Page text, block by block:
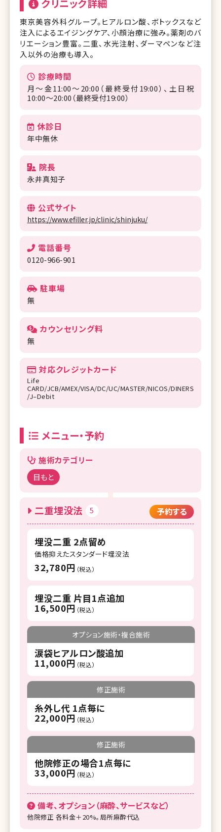
クリニック詳細
東京美容外科グループ。ヒアルロン酸、ボトックスなど
注入によるエイジングケア、小顔治療に強み。薬剤のバ
リエーション豊富。二重、水光注射、ダーマペンなど注
入以外の治療も導入。
診療時間
月～金11:00～20:00（最終受付19:00）、土日祝
10:00～20:00（最終受付19:00）
休診日
年中無休
院長
永井真知子
公式サイト
https://www.efiller.jp/clinic/shinjuku/
電話番号
0120-966-901
駐車場
無
カウンセリング料
無
対応クレジットカード
Life
CARD/JCB/AMEX/VISA/DC/UC/MASTER/NICOS/DINERS
/J–Debit
メニュー・予約
施術カテゴリー
目もと
二重埋没法 5 予約する
埋没二重 2点留め
価格抑えたスタンダード埋没法
32,780円 （税込）
埋没二重 片目1点追加
16,500円 （税込）
オプション施術・複合施術
涙袋ヒアルロン酸追加
11,000円 （税込）
修正施術
糸外し代 1点毎に
22,000円 （税込）
修正施術
他院修正の場合1点毎に
33,000円 （税込）
備考、オプション（麻酔、サービスなど）
他院修正 各料金＋20%。局所麻酔代込